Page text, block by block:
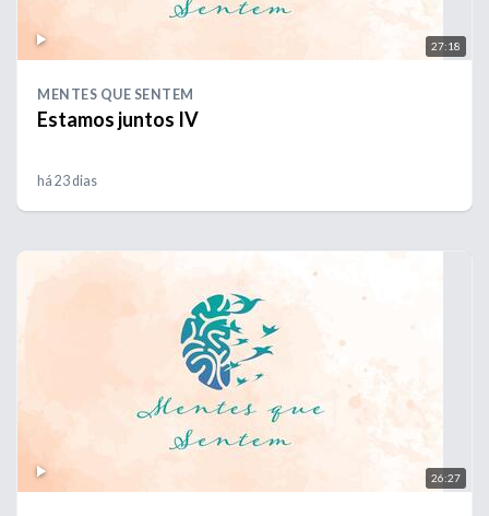
27:18
MENTES QUE SENTEM
Estamos juntos IV
há 23 dias
26:27